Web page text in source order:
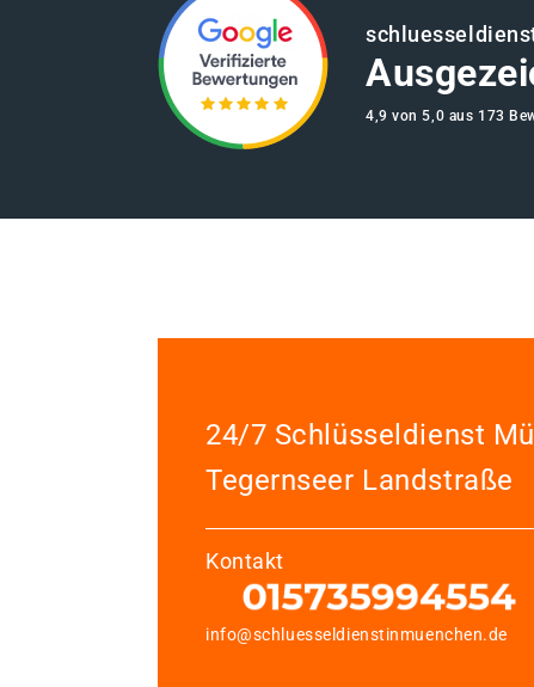
4,9 von 5,0 aus 173
24/7 Schlüsseldienst
Tegernseer Landstraße
Kontakt
info@schluesseldienstinmuenchen.de